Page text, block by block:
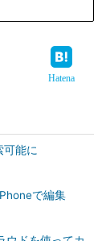
Hatena
可能に
で編集